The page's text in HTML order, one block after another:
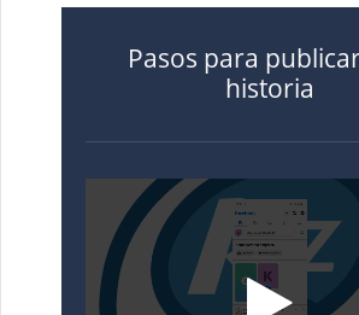
Pasos para
historia